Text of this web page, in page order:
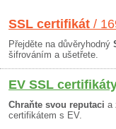
SSL certifikát /
Přejděte na důvěryhodný
šifrováním a ušetřete.
EV SSL
Chraňte svou reputaci a
certifikátem s EV.